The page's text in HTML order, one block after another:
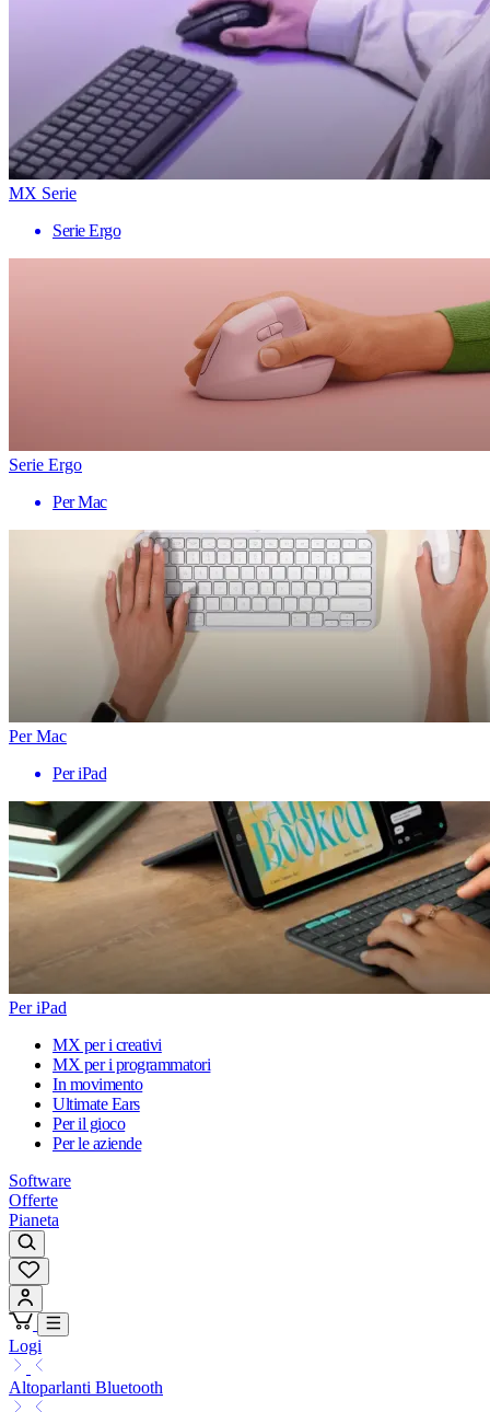
MX Serie
Serie Ergo
Serie Ergo
Per Mac
Per Mac
Per iPad
Per iPad
MX per i creativi
MX per i programmatori
In movimento
Ultimate Ears
Per il gioco
Per le aziende
Software
Offerte
Pianeta
Logi
Altoparlanti Bluetooth